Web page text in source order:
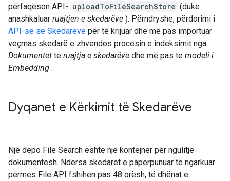
përfaqëson API- uploadToFileSearchStore (duke
anashkaluar ruajtjen e skedarëve ). Përndryshe, përdorimi i
API-së së Skedarëve për të krijuar dhe më pas importuar
veçmas skedarë e zhvendos procesin e indeksimit nga
Dokumentet te ruajtja e skedarëve dhe më pas te modeli i
Embedding .
Dyqanet e Kërkimit të Skedarëve
Një depo File Search është një kontejner për ngulitje
dokumentesh. Ndërsa skedarët e papërpunuar të ngarkuar
përmes File API fshihen pas 48 orësh, të dhënat e